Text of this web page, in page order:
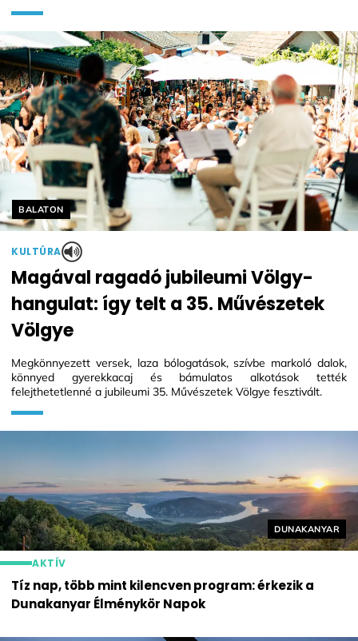
Helyszín
DUNAKANYAR
AKTÍV
Tíz nap, több mint kilencven program: érkezik a
Dunakanyar Élménykör Napok
Helyszín címkék:
BALATON
KULTÚRA
Magával ragadó jubileumi Völgy-
hangulat: így telt a 35. Művészetek
Völgye
Megkönnyezett versek, laza bólogatások, szívbe markoló dalok,
könnyed gyerekkacaj és bámulatos alkotások tették
felejthetetlenné a jubileumi 35. Művészetek Völgye fesztivált.